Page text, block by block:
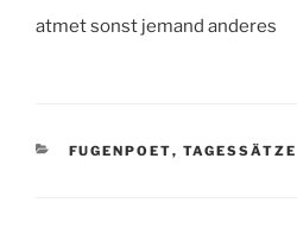
atmet sonst jemand anderes
KATEGORIEN
FUGENPOET, TAGESSÄTZE